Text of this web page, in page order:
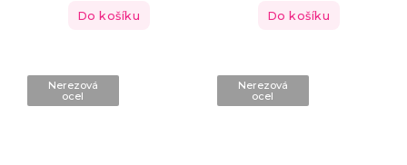
Do košíku Do košíku
Nerezová
ocel
Nerezová
ocel